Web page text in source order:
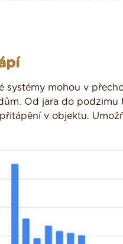
systémy mohou v
Od jara do
v objektu.